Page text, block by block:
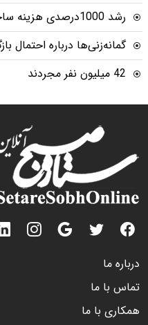
رشد 1000درصدی هزینه ساخت مسکن در 5 سال
گمانه‌زنی‌ها درباره احتمال
42 میلیون نفر مجردند
درباره ما
تماس با ما
همکاری با ما